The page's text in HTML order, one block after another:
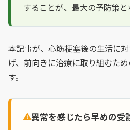
することが、最大の予防策と
本記事が、心筋梗塞後の生活に
げ、前向きに治療に取り組むた
す。
異常を感じたら早めの受